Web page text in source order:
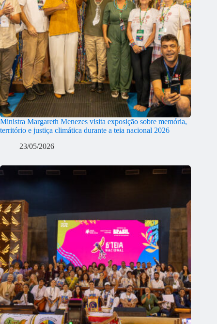
Ministra Margareth Menezes visita exposição sobre memória,
território e justiça climática durante a teia nacional 2026
23/05/2026